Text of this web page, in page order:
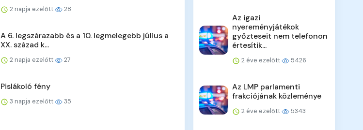
2 napja ezelőtt 28
A 6. legszárazabb és a 10. legmelegebb július a
XX. század k...
2 napja ezelőtt 27
Pislákoló fény
3 napja ezelőtt 35
Az igazi
nyereményjátékok
győzteseit nem telefonon
értesítik...
2 éve ezelőtt 5426
Az LMP parlamenti
frakciójának közleménye
2 éve ezelőtt 5343